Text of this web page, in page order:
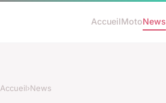
AccueilMotoNews
Accueil›News